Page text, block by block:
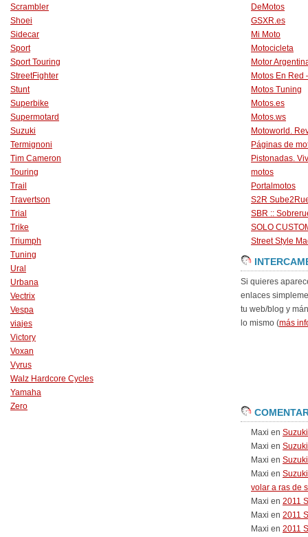
Scrambler
Shoei
Sidecar
Sport
Sport Touring
StreetFighter
Stunt
Superbike
Supermotard
Suzuki
Termignoni
Tim Cameron
Touring
Trail
Travertson
Trial
Trike
Triumph
Tuning
Ural
Urbana
Vectrix
Vespa
viajes
Victory
Voxan
Vyrus
Walz Hardcore Cycles
Yamaha
Zero
DeMotos
GSXR.es
Mi Moto
Motocicleta
Motor
Motos En Red
Motos Tuning
Motos.es
Motos.ws
Motoworld.
Páginas de
Pistonadas.
motos
Portalmotos
S2R
SBR ::
SOLO
Street Style
Si quieres
enlaces
tu web/blog y
lo mismo (más
Maxi en
Maxi en
Maxi en
Maxi en
volar a ras de
Maxi en 2011
Maxi en 2011
Maxi en 2011